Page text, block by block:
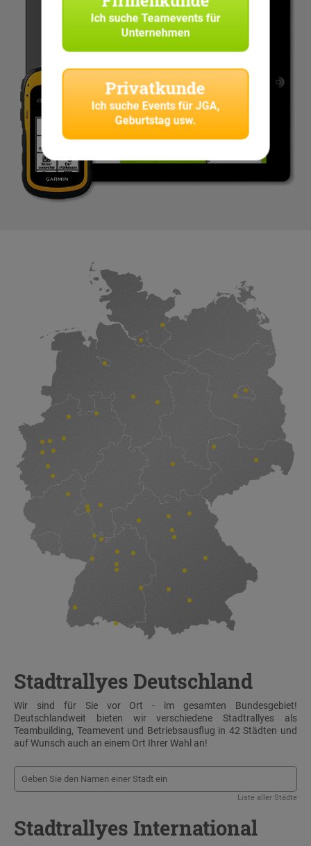
Stadtrallyes Deutschland
Wir sind für Sie vor Ort - im gesamten Bundesgebiet!
Deutschlandweit bieten wir verschiedene Stadtrallyes als
Teambuilding, Teamevent und Betriebsausflug in 42 Städten und
auf Wunsch auch an einem Ort Ihrer Wahl an!
Liste aller Städte
Stadtrallyes International
Ich sucheTeamevents für
Unternehmen
Privatkunde
Ich suche Events für JGA,
Geburtstag usw.